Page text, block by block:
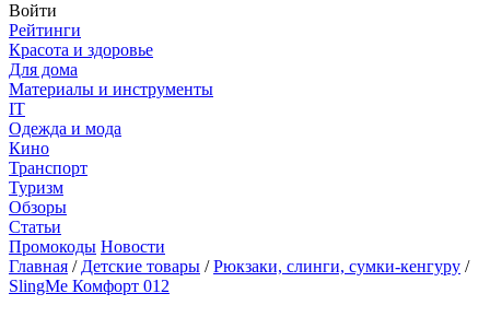
Войти
Рейтинги
Красота и здоровье
Для дома
Материалы и инструменты
IT
Одежда и мода
Кино
Транспорт
Туризм
Обзоры
Статьи
Промокоды Новости
Главная / Детские товары /Рюкзаки, слинги, сумки-кенгуру /
SlingMe Комфорт 012